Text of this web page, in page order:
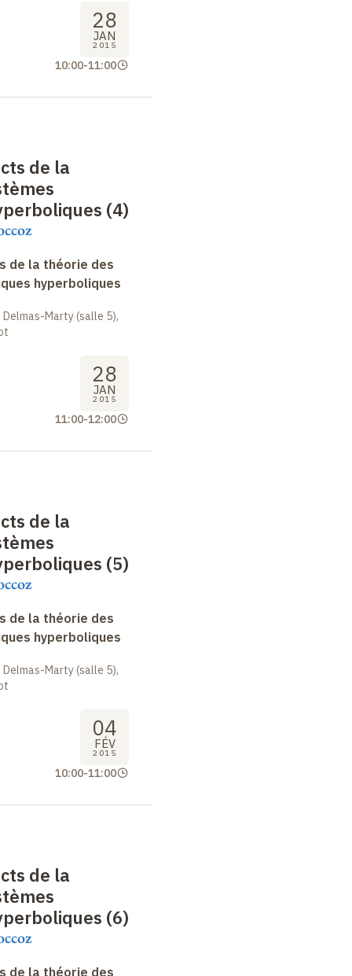
28
JAN
2015
10:00-11:00
de la
(4)
de la théorie des
hyperboliques
Marty (salle 5),
28
JAN
2015
11:00-12:00
de la
(5)
de la théorie des
hyperboliques
Marty (salle 5),
04
FÉV
2015
10:00-11:00
de la
(6)
de la théorie des